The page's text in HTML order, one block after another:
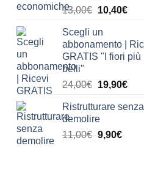
13,00€ Il
originale
era:
13,00€.
10,40€Il
è:
Scegli un
abbonamento |
GRATIS "I fiori più
belli"
24,00€ Il
originale
era:
24,00€.
19,90€Il
Ristrutturare senza
demolire
11,00€ Il
9,90€Il